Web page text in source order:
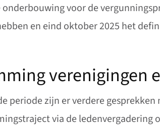
voor de
en eind oktober 2025 het
verenigingen
periode zijn er verdere
via de ledenvergadering